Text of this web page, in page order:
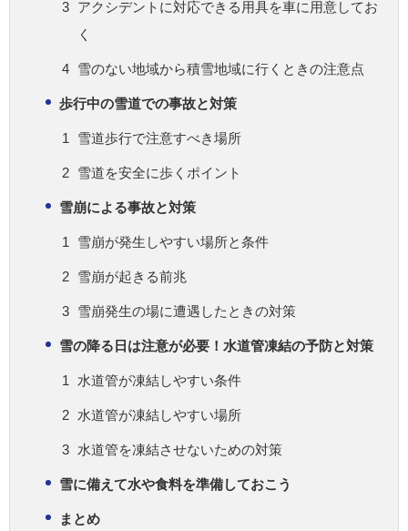
アクシデントに対応できる用具を車に用意してお
く
雪のない地域から積雪地域に行くときの注意点
歩行中の雪道での事故と対策
雪道歩行で注意すべき場所
雪道を安全に歩くポイント
雪崩による事故と対策
雪崩が発生しやすい場所と条件
雪崩が起きる前兆
雪崩発生の場に遭遇したときの対策
雪の降る日は注意が必要！水道管凍結の予防と対策
水道管が凍結しやすい条件
水道管が凍結しやすい場所
水道管を凍結させないための対策
雪に備えて水や食料を準備しておこう
まとめ